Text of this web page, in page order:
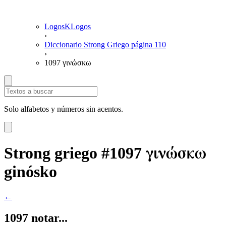
LogosKLogos
›
Diccionario Strong Griego página 110
›
1097 γινώσκω
Solo alfabetos y números sin acentos.
Strong griego #1097 γινώσκω
ginósko
←
1097 notar...